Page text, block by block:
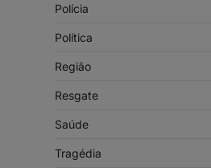
Polícia
Política
Região
Resgate
Saúde
Tragédia